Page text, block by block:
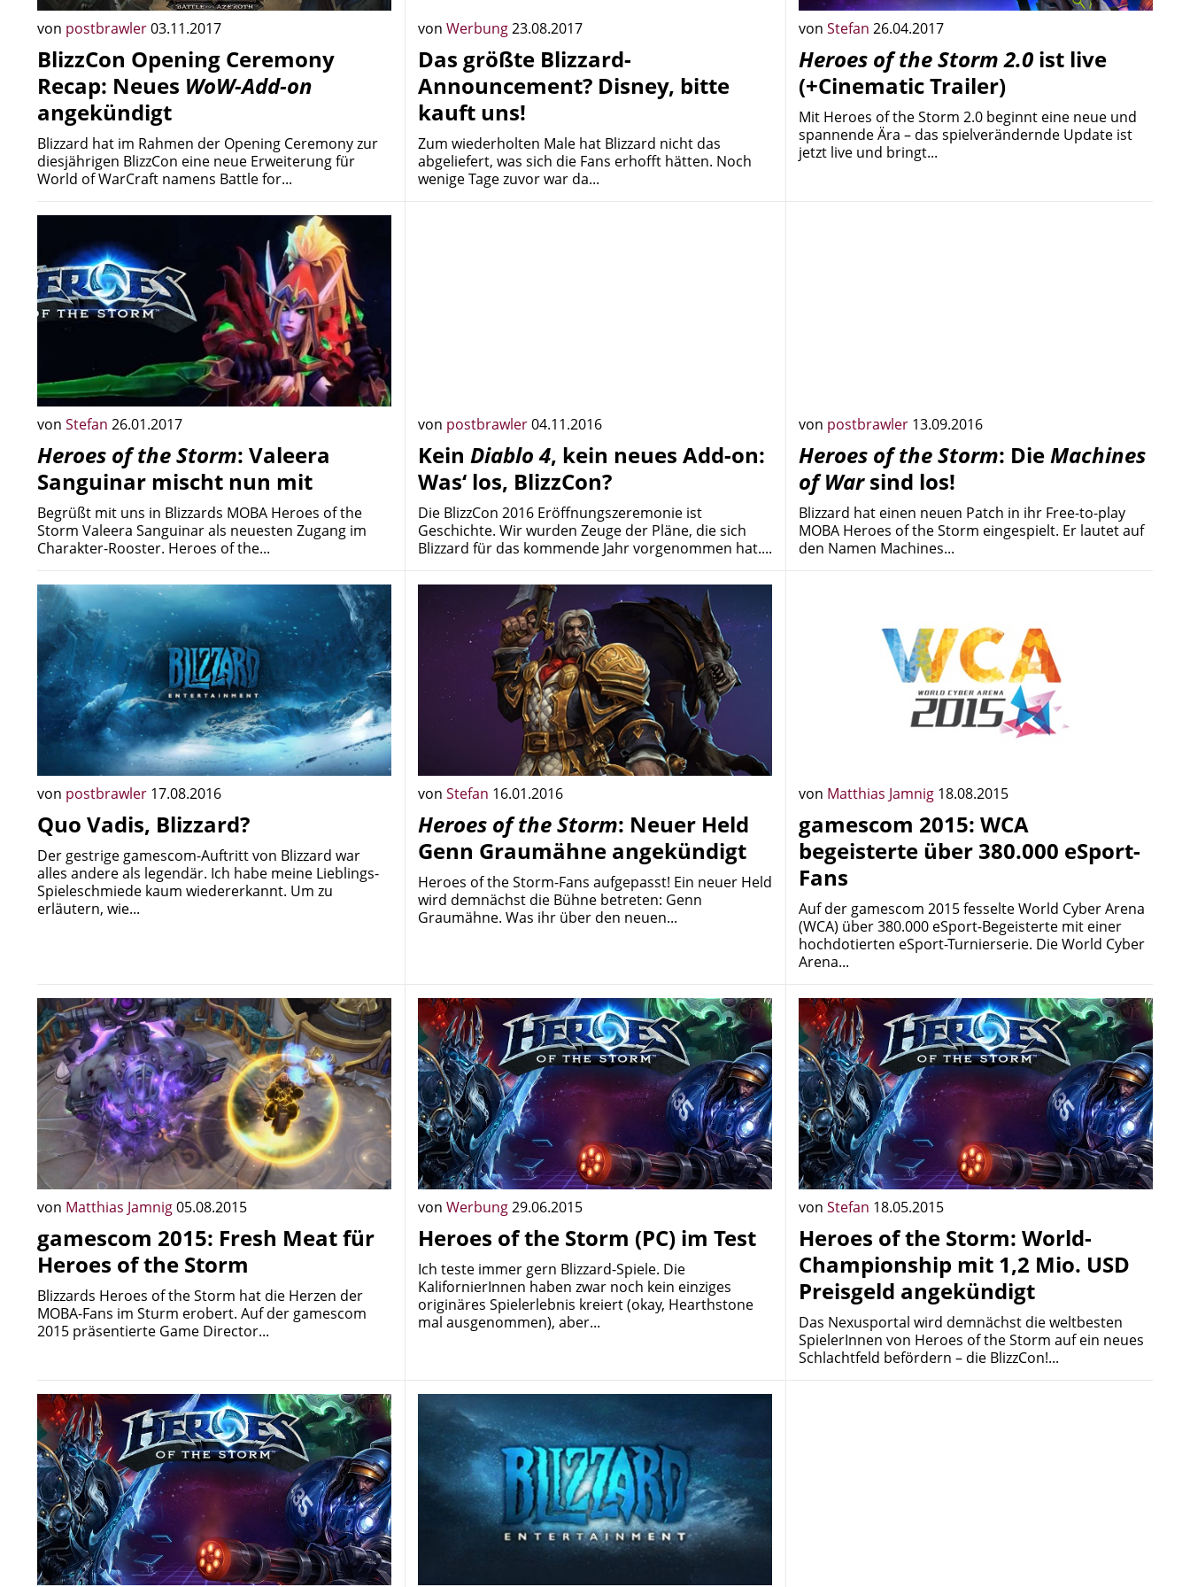
von postbrawler03.11.2017
BlizzCon Opening Ceremony
Recap: Neues WoW-Add-on
angekündigt
Blizzard hat im Rahmen der Opening Ceremony zur
diesjährigen BlizzCon eine neue Erweiterung für
World of WarCraft namens Battle for...
von Werbung23.08.2017
Das größte Blizzard-
Announcement? Disney, bitte
kauft uns!
Zum wiederholten Male hat Blizzard nicht das
abgeliefert, was sich die Fans erhofft hätten. Noch
wenige Tage zuvor war da...
von Stefan 26.04.2017
Heroes of the Storm 2.0 ist live
(+Cinematic Trailer)
Mit Heroes of the Storm 2.0 beginnt eine neue und
spannende Ära – das spielverändernde Update ist
jetzt live und bringt...
von Stefan 26.01.2017
Heroes of the Storm: Valeera
Sanguinar mischt nun mit
Begrüßt mit uns in Blizzards MOBA Heroes of the
Storm Valeera Sanguinar als neuesten Zugang im
Charakter-Rooster. Heroes of the...
von postbrawler04.11.2016
Kein Diablo 4, kein neues Add-on:
Was‘ los, BlizzCon?
Die BlizzCon 2016 Eröffnungszeremonie ist
Geschichte. Wir wurden Zeuge der Pläne, die sich
Blizzard für das kommende Jahr vorgenommen hat....
von postbrawler 13.09.2016
Heroes of the Storm: DieMachines
of Warsind los!
Blizzard hat einen neuen Patch in ihr Free-to-play
MOBA Heroes of the Storm eingespielt. Er lautet auf
den Namen Machines...
von postbrawler 17.08.2016
Quo Vadis, Blizzard?
Der gestrige gamescom-Auftritt von Blizzard war
alles andere als legendär. Ich habe meine Lieblings-
Spieleschmiede kaum wiedererkannt. Um zu
erläutern, wie...
von Stefan 16.01.2016
Heroes of the Storm: Neuer Held
Genn Graumähne angekündigt
Heroes of the Storm-Fans aufgepasst! Ein neuer Held
wird demnächst die Bühne betreten: Genn
Graumähne. Was ihr über den neuen...
von Matthias Jamnig 18.08.2015
gamescom 2015: WCA
begeisterte über 380.000 eSport-
Fans
Auf der gamescom 2015 fesselte World Cyber Arena
(WCA) über 380.000 eSport-Begeisterte mit einer
hochdotierten eSport-Turnierserie. Die World Cyber
Arena...
von Matthias Jamnig05.08.2015
gamescom 2015: Fresh Meat für
Heroes of the Storm
Blizzards Heroes of the Storm hat die Herzen der
MOBA-Fans im Sturm erobert. Auf der gamescom
2015 präsentierte Game Director...
von Werbung29.06.2015
Heroes of the Storm (PC) im Test
Ich teste immer gern Blizzard-Spiele. Die
KalifornierInnen haben zwar noch kein einziges
originäres Spielerlebnis kreiert (okay, Hearthstone
mal ausgenommen), aber...
von Stefan 18.05.2015
Heroes of the Storm: World-
Championship mit 1,2 Mio. USD
Preisgeld angekündigt
Das Nexusportal wird demnächst die weltbesten
SpielerInnen von Heroes of the Storm auf ein neues
Schlachtfeld befördern – die BlizzCon!...